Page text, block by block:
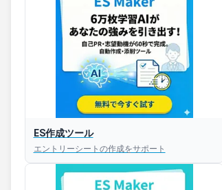
ES作成ツール
エントリーシートの作成をサポート